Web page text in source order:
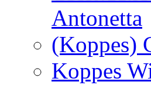
Antonetta
(Koppes)
Koppes